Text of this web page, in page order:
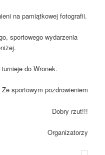
na pamiątkowej fotografii.
sportowego wydarzenia
do Wronek.
Ze sportowym pozdrowieniem
Dobry rzut!!!
Organizatorzy